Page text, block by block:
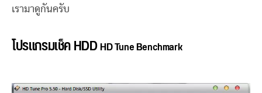
เรามาดูกันครับ
โปรแกรมเช็ค HDDHD Tune Benchmark